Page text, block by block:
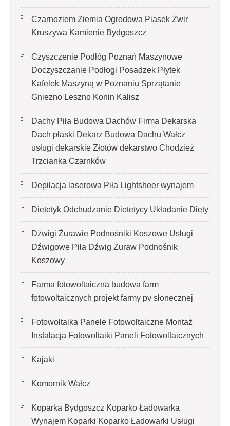
Czarnoziem Ziemia Ogrodowa Piasek Żwir
Kruszywa Kamienie Bydgoszcz
Czyszczenie Podłóg Poznań Maszynowe
Doczyszczanie Podłogi Posadzek Płytek
Kafelek Maszyną w Poznaniu Sprzątanie
Gniezno Leszno Konin Kalisz
Dachy Piła Budowa Dachów Firma Dekarska
Dach płaski Dekarz Budowa Dachu Wałcz
usługi dekarskie Złotów dekarstwo Chodzież
Trzcianka Czarnków
Depilacja laserowa Piła Lightsheer wynajem
Dietetyk Odchudzanie Dietetycy Układanie Diety
Dźwigi Żurawie Podnośniki Koszowe Usługi
Dźwigowe Piła Dźwig Żuraw Podnośnik
Koszowy
Farma fotowoltaiczna budowa farm
fotowoltaicznych projekt farmy pv słonecznej
Fotowoltaika Panele Fotowoltaiczne Montaż
Instalacja Fotowoltaiki Paneli Fotowoltaicznych
Kajaki
Komornik Wałcz
Koparka Bydgoszcz Koparko Ładowarka
Wynajem Koparki Koparko Ładowarki Usługi